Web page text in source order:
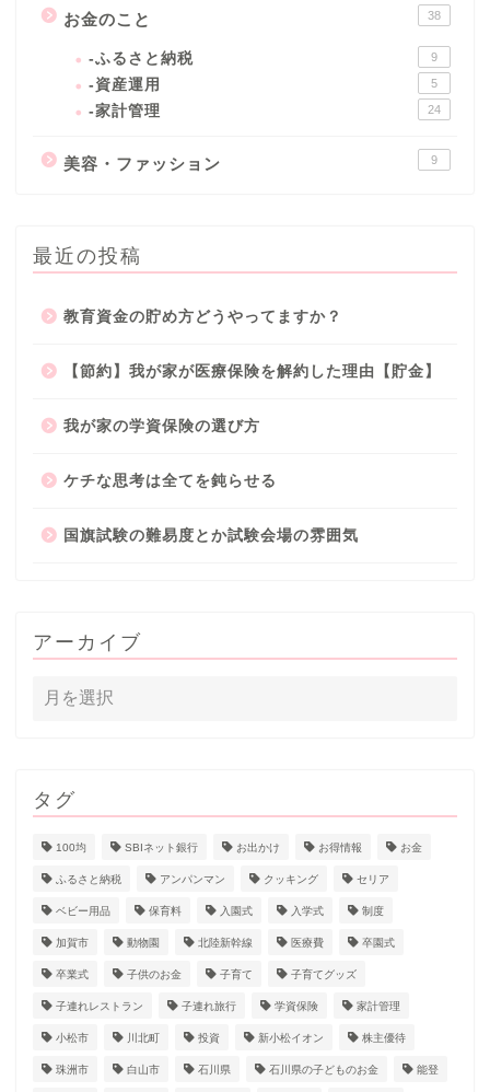
お金のこと 38
-ふるさと納税 9
-資産運用 5
-家計管理 24
美容・ファッション 9
最近の投稿
教育資金の貯め方どうやってますか？
【節約】我が家が医療保険を解約した理由【貯金】
我が家の学資保険の選び方
ケチな思考は全てを鈍らせる
国旗試験の難易度とか試験会場の雰囲気
アーカイブ
タグ
100均 SBIネット銀行 お出かけ お得情報 お金
ふるさと納税 アンパンマン クッキング セリア
ベビー用品 保育料 入園式 入学式 制度
加賀市 動物園 北陸新幹線 医療費 卒園式
卒業式 子供のお金 子育て 子育てグッズ
子連れレストラン 子連れ旅行 学資保険 家計管理
小松市 川北町 投資 新小松イオン 株主優待
珠洲市 白山市 石川県 石川県の子どものお金 能登